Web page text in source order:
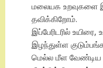
மலையக உறவுகளை
தவிக்கிறோம்.
இப்பேரிடரில்
இழந்துள்ள
மெல்ல மீள